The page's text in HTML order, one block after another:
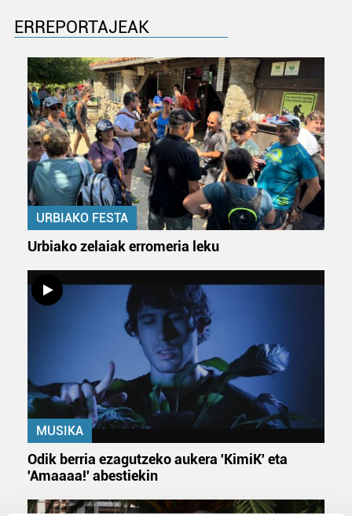
ERREPORTAJEAK
URBIAKO FESTA
Urbiako zelaiak erromeria leku
MUSIKA
Odik berria ezagutzeko aukera 'KimiK' eta
'Amaaaa!' abestiekin